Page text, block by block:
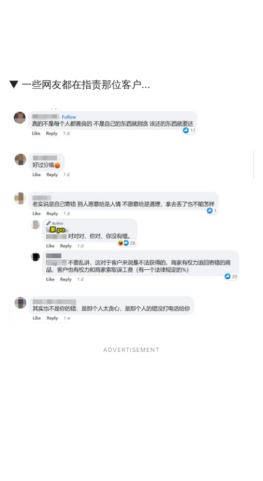
▼ 一些网友都在指责那位客户...
ADVERTISEMENT